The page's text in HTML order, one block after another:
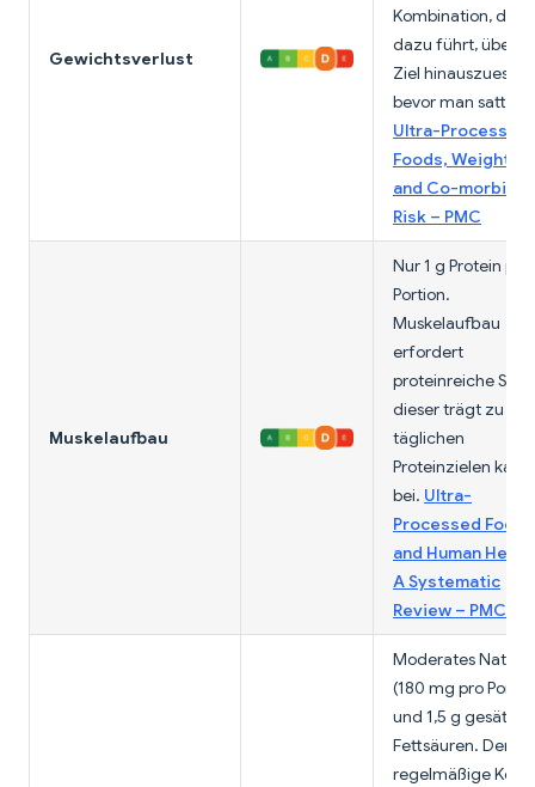
Gewichtsverlust
Kombination, die
dazu führt, über
Ziel
bevor man satt
Ultra-Processed
Foods, Weight
and Co-
Risk – PMC
Muskelaufbau
Nur 1 g Protein pro
Portion.
Muskelaufbau
erfordert
proteinreiche
dieser trägt zu
täglichen
Proteinzielen
bei. Ultra-
Processed Foods
and Human
A Systematic
Review – PMC
Moderates
(180 mg pro
und 1,5 g
Fettsäuren. Der
regelmäßige